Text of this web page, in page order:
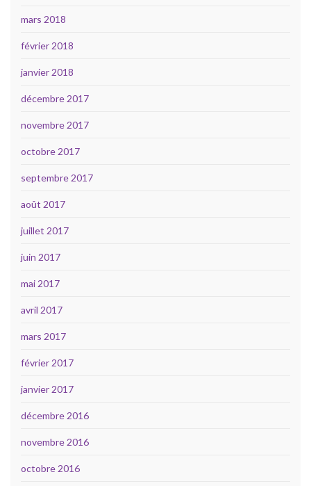
mars 2018
février 2018
janvier 2018
décembre 2017
novembre 2017
octobre 2017
septembre 2017
août 2017
juillet 2017
juin 2017
mai 2017
avril 2017
mars 2017
février 2017
janvier 2017
décembre 2016
novembre 2016
octobre 2016